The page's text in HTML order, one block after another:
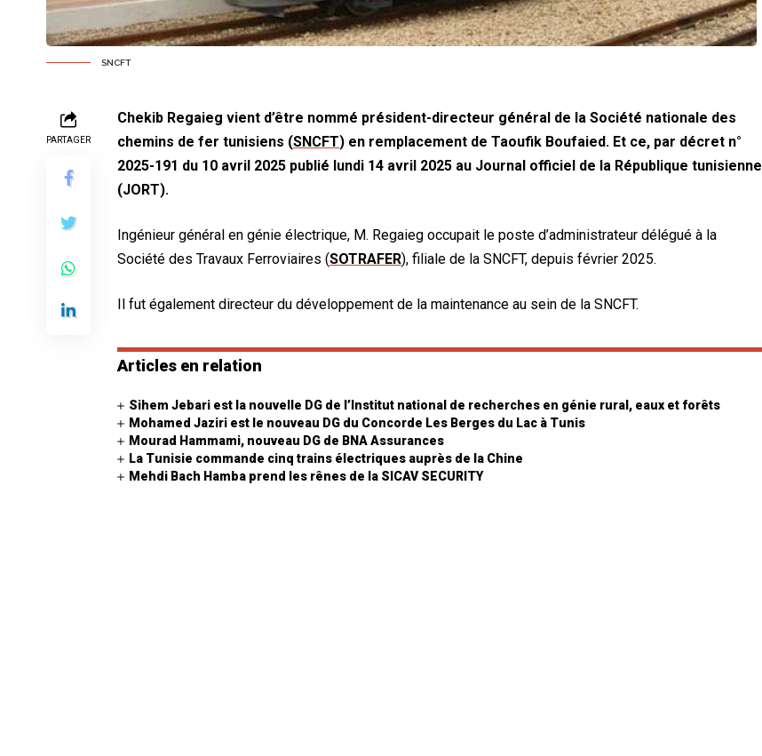
SNCFT
PARTAGER
Chekib Regaieg vient d’être nommé président-directeur général de la Société nationale des
chemins de fer tunisiens (SNCFT) en remplacement de Taoufik Boufaied. Et ce, par décret n°
2025-191 du 10 avril 2025 publié lundi 14 avril 2025 au Journal officiel de la République tunisienne
(JORT).
Ingénieur général en génie électrique, M. Regaieg occupait le poste d’administrateur délégué à la
Société des Travaux Ferroviaires (SOTRAFER), filiale de la SNCFT, depuis février 2025.
Il fut également directeur du développement de la maintenance au sein de la SNCFT.
Articles en relation
Sihem Jebari est la nouvelle DG de l’Institut national de recherches en génie rural, eaux et forêts
Mohamed Jaziri est le nouveau DG du Concorde Les Berges du Lac à Tunis
Mourad Hammami, nouveau DG de BNA Assurances
La Tunisie commande cinq trains électriques auprès de la Chine
Mehdi Bach Hamba prend les rênes de la SICAV SECURITY